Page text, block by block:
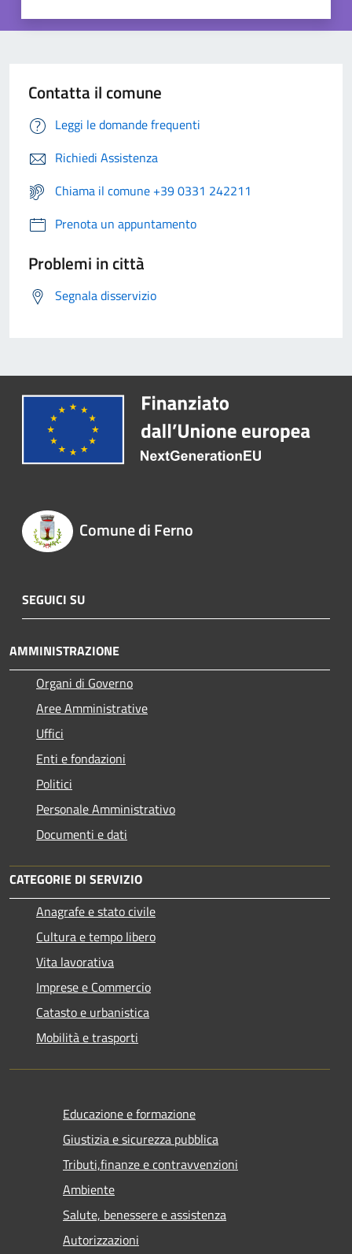
Contatta il comune
Leggi le domande frequenti
Richiedi Assistenza
Chiama il comune +39 0331 242211
Prenota un appuntamento
Problemi in città
Segnala disservizio
Comune di Ferno
SEGUICI SU
AMMINISTRAZIONE
Organi di Governo
Aree Amministrative
Uffici
Enti e fondazioni
Politici
Personale Amministrativo
Documenti e dati
CATEGORIE DI SERVIZIO
Anagrafe e stato civile
Cultura e tempo libero
Vita lavorativa
Imprese e Commercio
Catasto e urbanistica
Mobilità e trasporti
Educazione e formazione
Giustizia e sicurezza pubblica
Tributi,finanze e contravvenzioni
Ambiente
Salute, benessere e assistenza
Autorizzazioni